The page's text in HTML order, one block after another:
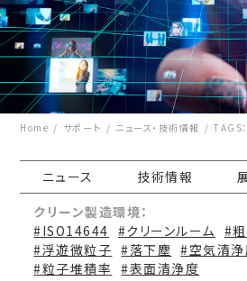
Home サポート ニュース・技術情報 TAGS
ニュース 技術情報
クリーン製造環境：
#ISO14644 #クリーンルーム #
#浮遊微粒子 #落下塵 #空気清浄
#粒子堆積率
#表面清浄度